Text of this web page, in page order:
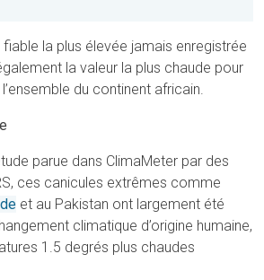
fiable la plus élevée jamais enregistrée
la valeur la plus chaude pour
du continent africain.
parue dans ClimaMeter par des
ces canicules extrêmes comme
et au Pakistan ont largement été
climatique d’origine humaine,
1.5 degrés plus chaudes